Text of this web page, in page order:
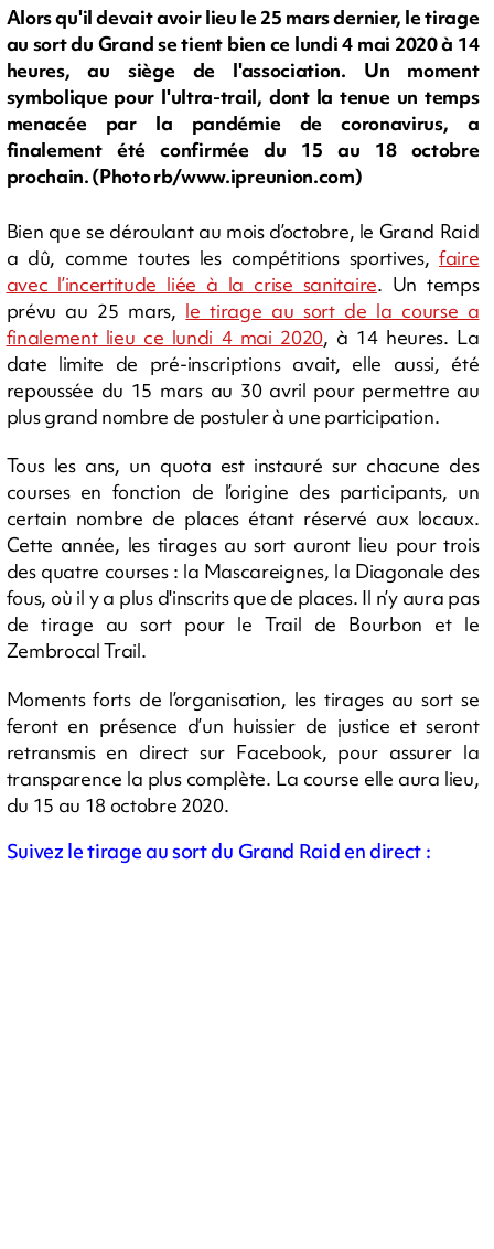
Alors qu'il devait avoir lieu le 25 mars dernier, le tirage
au sort du Grand se tient bien ce lundi 4 mai 2020 à 14
heures, au siège de l'association. Un moment
symbolique pour l'ultra-trail, dont la tenue un temps
menacée par la pandémie de coronavirus, a
finalement été confirmée du 15 au 18 octobre
prochain. (Photo rb/www.ipreunion.com)
Bien que se déroulant au mois d’octobre, le Grand Raid
a dû, comme toutes les compétitions sportives,faire
avec l’incertitude liée à la crise sanitaire. Un temps
prévu au 25 mars, le tirage au sort de la course a
finalement lieu ce lundi 4 mai 2020, à 14 heures. La
date limite de pré-inscriptions avait, elle aussi, été
repoussée du 15 mars au 30 avril pour permettre au
plus grand nombre de postuler à une participation.
Tous les ans, un quota est instauré sur chacune des
courses en fonction de l’origine des participants, un
certain nombre de places étant réservé aux locaux.
Cette année, les tirages au sort auront lieu pour trois
des quatre courses : la Mascareignes, la Diagonale des
fous, où il y a plus d'inscrits que de places. Il n’y aura pas
de tirage au sort pour le Trail de Bourbon et le
Zembrocal Trail.
Moments forts de l’organisation, les tirages au sort se
feront en présence d’un huissier de justice et seront
retransmis en direct sur Facebook, pour assurer la
transparence la plus complète. La course elle aura lieu,
du 15 au 18 octobre 2020.
Suivez le tirage au sort du Grand Raid en direct :